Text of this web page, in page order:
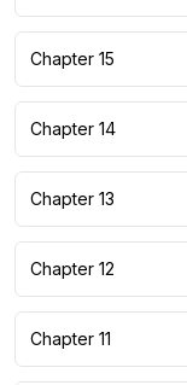
Chapter 15
Chapter 14
Chapter 13
Chapter 12
Chapter 11